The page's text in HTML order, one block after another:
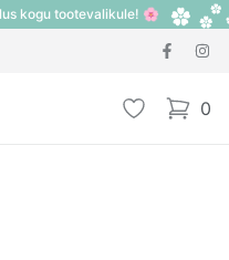
kogu tootevalikule! 🌸
Lemmik 0
items